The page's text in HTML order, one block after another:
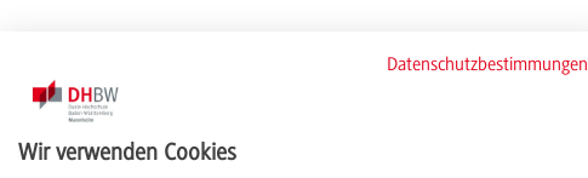
Datenschutzbestimmungen
Wir verwenden Cookies